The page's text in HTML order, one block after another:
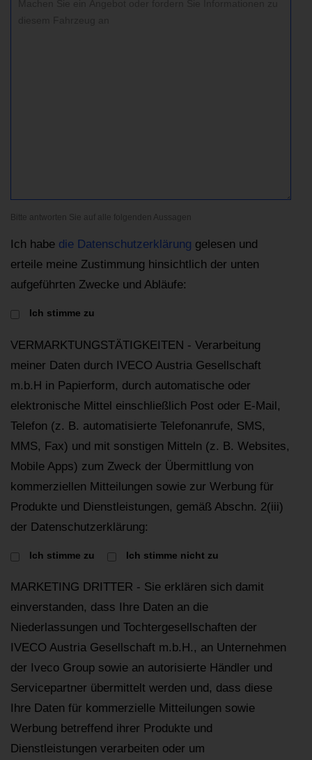
Bitte antworten Sie auf alle folgenden Aussagen
Ich habe die Datenschutzerklärung gelesen und
erteile meine Zustimmung hinsichtlich der unten
aufgeführten Zwecke und Abläufe:
Ich stimme zu
VERMARKTUNGSTÄTIGKEITEN - Verarbeitung
meiner Daten durch IVECO Austria Gesellschaft
m.b.H in Papierform, durch automatische oder
elektronische Mittel einschließlich Post oder E-Mail,
Telefon (z. B. automatisierte Telefonanrufe, SMS,
MMS, Fax) und mit sonstigen Mitteln (z. B. Websites,
Mobile Apps) zum Zweck der Übermittlung von
kommerziellen Mitteilungen sowie zur Werbung für
Produkte und Dienstleistungen, gemäß Abschn. 2(iii)
der Datenschutzerklärung:
Ich stimme zu Ich stimme nicht zu
MARKETING DRITTER - Sie erklären sich damit
einverstanden, dass Ihre Daten an die
Niederlassungen und Tochtergesellschaften der
IVECO Austria Gesellschaft m.b.H., an Unternehmen
der Iveco Group sowie an autorisierte Händler und
Servicepartner übermittelt werden und, dass diese
Ihre Daten für kommerzielle Mitteilungen sowie
Werbung betreffend ihrer Produkte und
Dienstleistungen verarbeiten oder um